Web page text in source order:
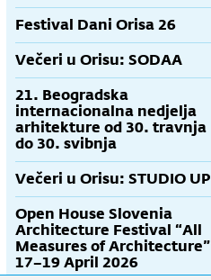
Festival Dani Orisa 26
Večeri u Orisu: SODAA
21. Beogradska
internacionalna nedjelja
arhitekture od 30. travnja
do 30. svibnja
Večeri u Orisu: STUDIO UP
Open House Slovenia
Architecture Festival “All
Measures of Architecture”
17–19 April 2026